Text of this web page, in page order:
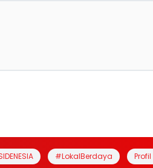
#LokalBerdaya